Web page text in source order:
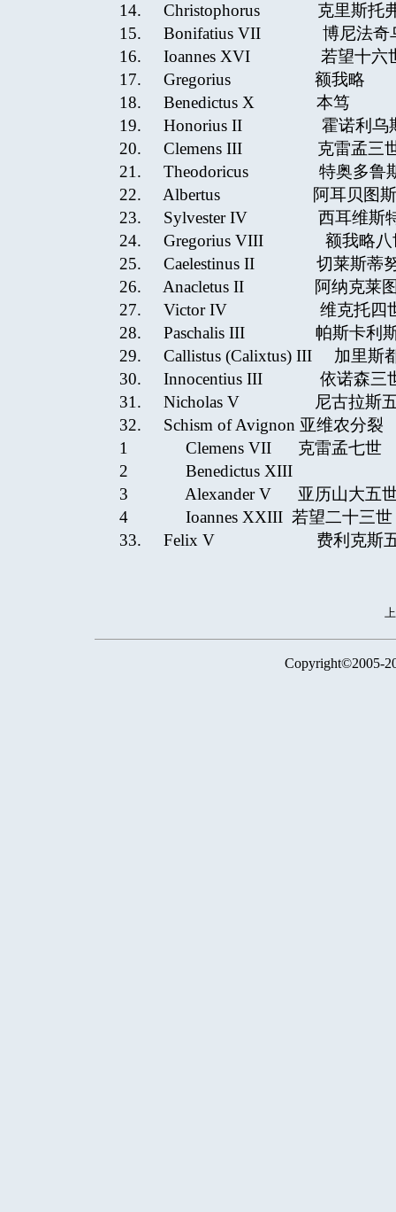
14. Christophorus 克里斯
15. Bonifatius VII 博尼法奇
16. Ioannes XVI 若望
17. Gregorius
18. Benedictus X
19. Honorius II 霍诺利
20. Clemens III 克雷孟
21. Theodoricus 特奥
22. Albertus 阿耳
23. Sylvester IV 西耳维
24. Gregorius VIII 额我
25. Caelestinus II 切莱斯
26. Anacletus II 阿纳克莱
27. Victor IV 维克托
28. Paschalis III 帕斯卡
29. Callistus (Calixtus) III
30. Innocentius III 依诺
31. Nicholas V 尼古拉
32. Schism of Avignon 亚维农分
1 Clemens VII 克雷孟
2 Benedictus XIII
3 Alexander V 亚历山大
4 Ioannes XXIII 若望二十
33. Felix V 费利克斯
Copyright©2005-